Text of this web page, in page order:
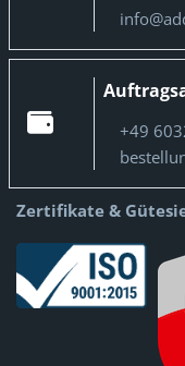
+49
Zertifikate &